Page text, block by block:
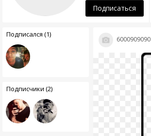
Подписаться
Подписался (1)
Подписчики (2)
6000909090